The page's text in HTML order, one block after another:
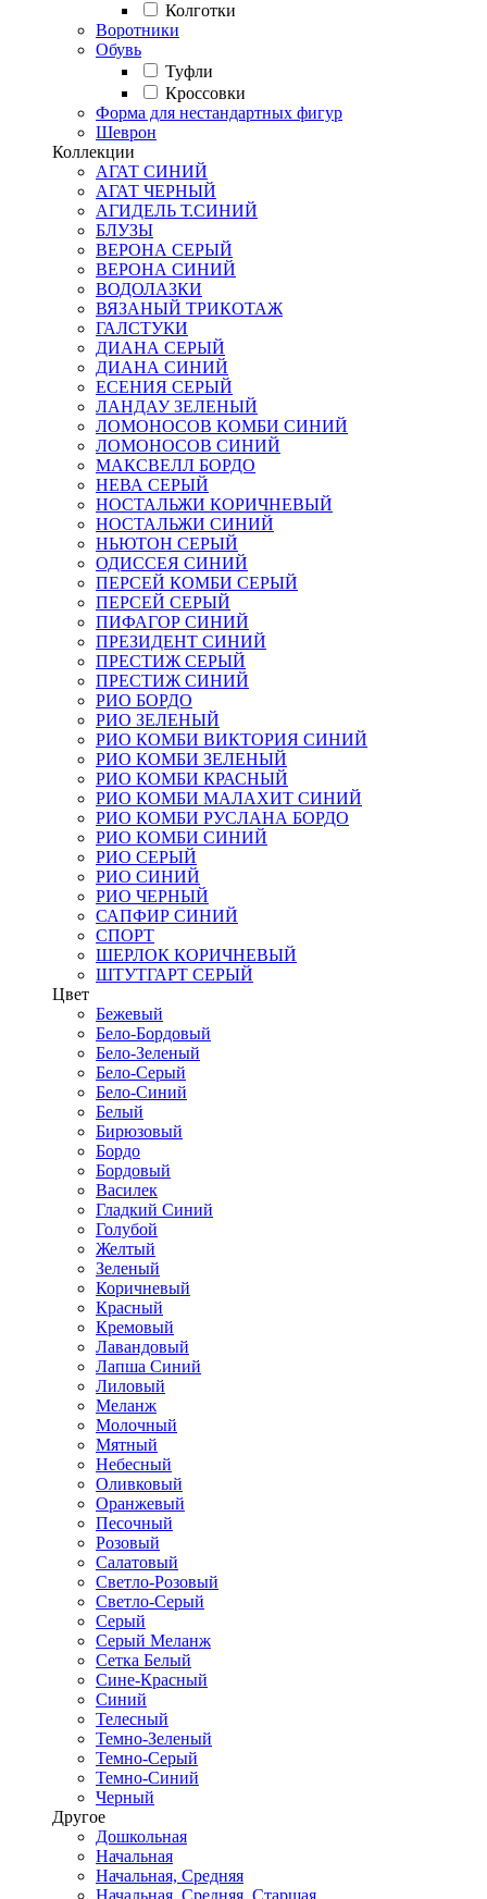
Колготки
Воротники
Обувь
Туфли
Кроссовки
Форма для нестандартных фигур
Шеврон
Коллекции
АГАТ СИНИЙ
АГАТ ЧЕРНЫЙ
АГИДЕЛЬ Т.СИНИЙ
БЛУЗЫ
ВЕРОНА СЕРЫЙ
ВЕРОНА СИНИЙ
ВОДОЛАЗКИ
ВЯЗАНЫЙ ТРИКОТАЖ
ГАЛСТУКИ
ДИАНА СЕРЫЙ
ДИАНА СИНИЙ
ЕСЕНИЯ СЕРЫЙ
ЛАНДАУ ЗЕЛЕНЫЙ
ЛОМОНОСОВ КОМБИ СИНИЙ
ЛОМОНОСОВ СИНИЙ
МАКСВЕЛЛ БОРДО
НЕВА СЕРЫЙ
НОСТАЛЬЖИ КОРИЧНЕВЫЙ
НОСТАЛЬЖИ СИНИЙ
НЬЮТОН СЕРЫЙ
ОДИССЕЯ СИНИЙ
ПЕРСЕЙ КОМБИ СЕРЫЙ
ПЕРСЕЙ СЕРЫЙ
ПИФАГОР СИНИЙ
ПРЕЗИДЕНТ СИНИЙ
ПРЕСТИЖ СЕРЫЙ
ПРЕСТИЖ СИНИЙ
РИО БОРДО
РИО ЗЕЛЕНЫЙ
РИО КОМБИ ВИКТОРИЯ СИНИЙ
РИО КОМБИ ЗЕЛЕНЫЙ
РИО КОМБИ КРАСНЫЙ
РИО КОМБИ МАЛАХИТ СИНИЙ
РИО КОМБИ РУСЛАНА БОРДО
РИО КОМБИ СИНИЙ
РИО СЕРЫЙ
РИО СИНИЙ
РИО ЧЕРНЫЙ
САПФИР СИНИЙ
СПОРТ
ШЕРЛОК КОРИЧНЕВЫЙ
ШТУТГАРТ СЕРЫЙ
Цвет
Бежевый
Бело-Бордовый
Бело-Зеленый
Бело-Серый
Бело-Синий
Белый
Бирюзовый
Бордо
Бордовый
Василек
Гладкий Синий
Голубой
Желтый
Зеленый
Коричневый
Красный
Кремовый
Лавандовый
Лапша Синий
Лиловый
Меланж
Молочный
Мятный
Небесный
Оливковый
Оранжевый
Песочный
Розовый
Салатовый
Светло-Розовый
Светло-Серый
Серый
Серый Меланж
Сетка Белый
Сине-Красный
Синий
Телесный
Темно-Зеленый
Темно-Серый
Темно-Синий
Черный
Другое
Дошкольная
Начальная
Начальная, Средняя
Начальная, Средняя, Старшая